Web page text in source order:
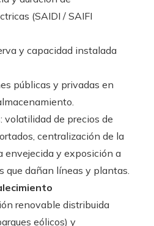
(SAIDI / SAIFI
y capacidad instalada
públicas y privadas en
: volatilidad de precios de
centralización de la
envejecida y exposición a
que dañan líneas y plantas.
renovable distribuida
eólicos) y